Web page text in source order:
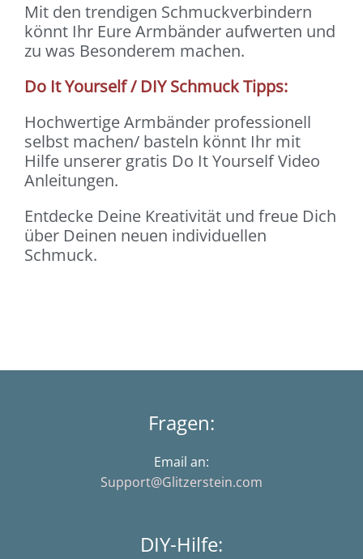
Mit den trendigen Schmuckverbindern
könnt Ihr Eure Armbänder aufwerten und
zu was Besonderem machen.
Do It Yourself / DIY Schmuck Tipps:
Hochwertige Armbänder professionell
selbst machen/ basteln könnt Ihr mit
Hilfe unserer gratis Do It Yourself Video
Anleitungen.
Entdecke Deine Kreativität und freue Dich
über Deinen neuen individuellen
Schmuck.
Fragen:
Email an:
Support@Glitzerstein.com
DIY-Hilfe: